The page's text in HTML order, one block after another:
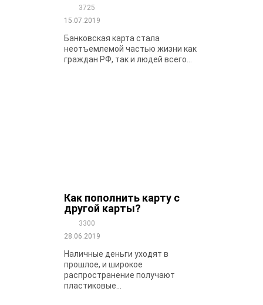
3725
15.07.2019
Банковская карта стала
неотъемлемой частью жизни как
граждан РФ, так и людей всего...
Как пополнить карту с
другой карты?
3300
28.06.2019
Наличные деньги уходят в
прошлое, и широкое
распространение получают
пластиковые...